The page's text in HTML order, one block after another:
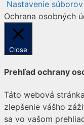
Nastavenie
Ochrana osobných
Close
Prehľad ochrany
Táto webová
zlepšenie vášho
sa vo vašom